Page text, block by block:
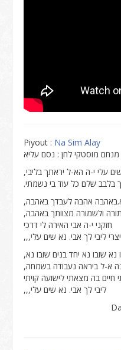
Piyout : Na Sim Alay
מנחם מוסטקי לחן : נסם עליא
עלי י-ה הא-ל יראתך בליבי,
בלבב שלם כל עוד בי נשמתי.
אהבה לעבדך באהבה,
ולשמורה מצוותך באהבה,
חזקני י-ה אבי האירה לי דרכי
ליבי לך אבי. נא שים עלי,,,
נא שובו נא יחד בנים שובו נא,
א-ל ביראה נעבודה בשמחה,
בה מצאתי לישועה קויתי
ליבי לך אבי. נא שים עלי,,,